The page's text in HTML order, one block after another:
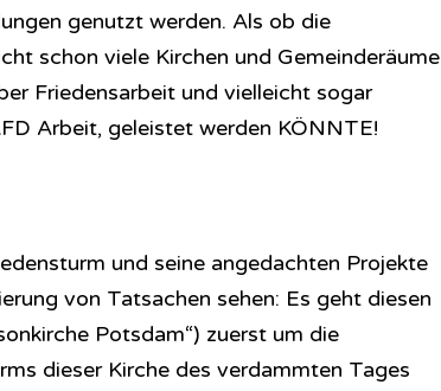
genutzt werden. Als ob die
schon viele Kirchen und Gemeinderäume
Friedensarbeit und vielleicht sogar
Arbeit, geleistet werden KÖNNTE!
und seine angedachten Projekte
von Tatsachen sehen: Es geht diesen
Potsdam“) zuerst um die
dieser Kirche des verdammten Tages